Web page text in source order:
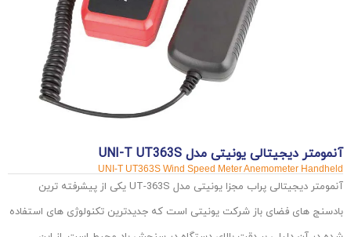
آنمومتر دیجیتالی یونیتی مدل UNI-T UT363S
UNI-T UT363S Wind Speed Meter Anemometer Handheld
آنمومتر دیجیتالی پراب مجزا یونیتی مدل UT-363S یکی از پیشرفته ترین
بادسنج های فضای باز شرکت یونیتی است که جدیدترین تکنولوژی های استفاده